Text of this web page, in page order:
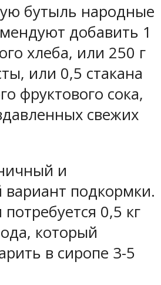
бутыль народные
добавить 1
хлеба, или 250 г
или 0,5 стакана
фруктового сока,
свежих
и
подкормки.
0,5 кг
который
в сиропе 3-5